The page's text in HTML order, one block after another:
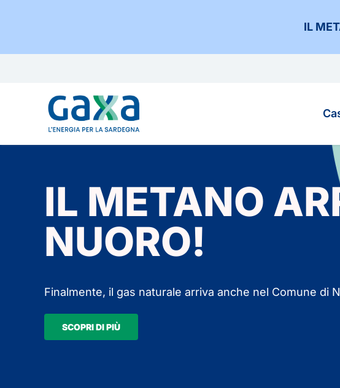
IL
contenuto
IL METANO
NUORO!
Finalmente, il gas naturale arriva anche nel Comune di
SCOPRI DI PIÙ